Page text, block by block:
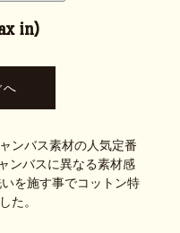
in)
ンバス素材の人気定番
ンバスに異なる素材感
を施す事でコットン特
た。